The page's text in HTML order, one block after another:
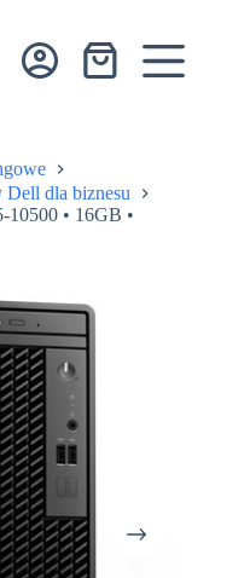
Koszyk
Dell dla biznesu
• 16GB •